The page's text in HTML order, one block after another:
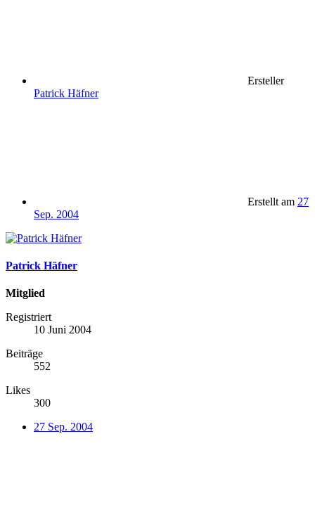
Ersteller
Patrick Häfner
Erstellt am 27
Sep. 2004
Patrick Häfner
Mitglied
Registriert
10 Juni 2004
Beiträge
552
Likes
300
27 Sep. 2004